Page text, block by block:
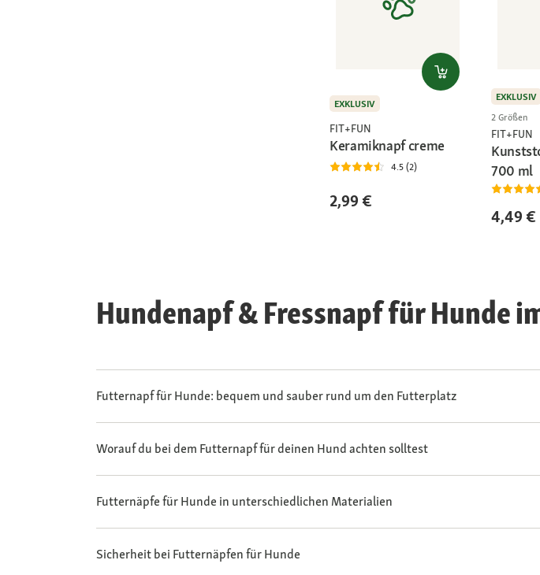
EXKLUSIV
FIT+FUN
Keramiknapf creme
4.5 (2)
2,99 €
EXKLUSIV
2 Größen
FIT+FUN
700 ml
4,49 €
Hundenapf & Fressnapf für Hunde
Futternapf für Hunde: bequem und sauber rund um den Futterplatz
Worauf du bei dem Futternapf für deinen Hund achten solltest
Futternäpfe für Hunde in unterschiedlichen Materialien
Sicherheit bei Futternäpfen für Hunde